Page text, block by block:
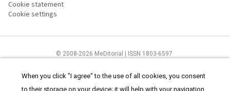
Cookie statement
Cookie settings
© 2008-2026 MeDitorial | ISSN 1803-6597
Useandcookies statement.
When you click "I agree" to the use of all cookies, you consent
to their storage on your device; it will help with your navigation